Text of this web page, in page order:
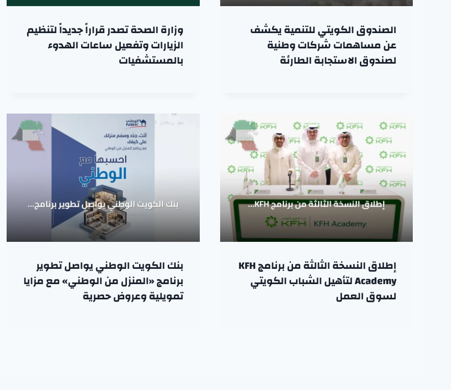
الصندوق الكويتي للتنمية يكشف
عن مساهمات شركات وطنية
لصندوق الاستجابة الطارئة
وزارة الصحة تصدر قراراً جديداً لتنظيم
الزيارات وتفعيل ساعات الهدوء
بالمستشفيات
إطلاق النسخة الثالثة من برنامج KFH
Academy لتأهيل الشباب الكويتي
لسوق العمل
بنك الكويت الوطني يواصل تطوير
برنامج «المنزل من الوطني» مع مزايا
تمويلية وعروض حصرية